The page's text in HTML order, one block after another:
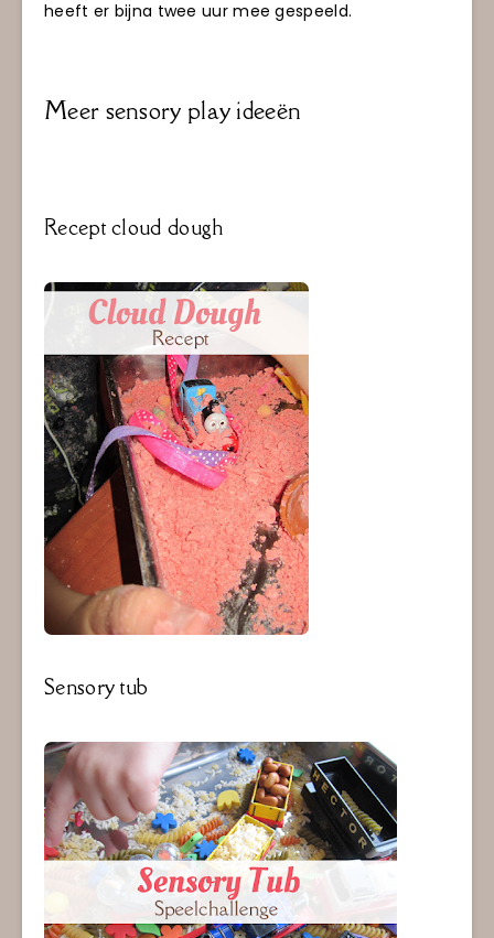
heeft er bijna twee uur mee gespeeld.
Meer sensory play ideeën
Recept cloud dough
Sensory tub